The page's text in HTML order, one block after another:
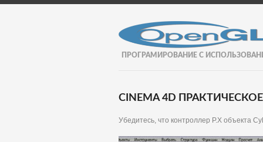
ПРОГРАМИРОВАНИЕ С
CINEMA 4D
Убедитесь, что контроллер Р.Х объекта